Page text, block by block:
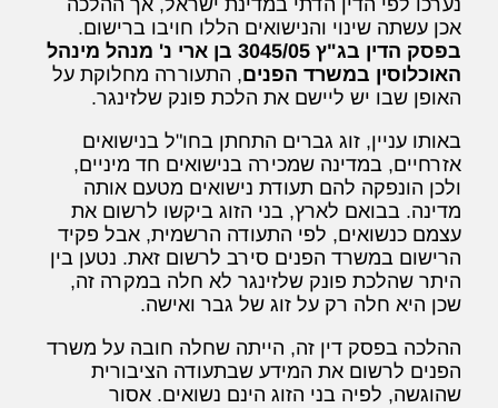
אכן עשתה שינוי והנישואים הללו חויבו ברישום.
בפסק הדין בג"ץ 3045/05 בן ארי נ' מנהל מינהל
האוכלוסין במשרד הפנים, התעוררה מחלוקת על
האופן שבו יש ליישם את הלכת פונק שלזינגר.
באותו עניין, זוג גברים התחתן בחו"ל בנישואים
אזרחיים, במדינה שמכירה בנישואים חד מיניים,
ולכן הונפקה להם תעודת נישואים מטעם אותה
מדינה. בבואם לארץ, בני הזוג ביקשו לרשום את
עצמם כנשואים, לפי התעודה הרשמית, אבל פקיד
הרישום במשרד הפנים סירב לרשום זאת. נטען בין
היתר שהלכת פונק שלזינגר לא חלה במקרה זה,
שכן היא חלה רק על זוג של גבר ואישה.
ההלכה בפסק דין זה, הייתה שחלה חובה על משרד
הפנים לרשום את המידע שבתעודה הציבורית
שהוגשה, לפיה בני הזוג הינם נשואים. אסור